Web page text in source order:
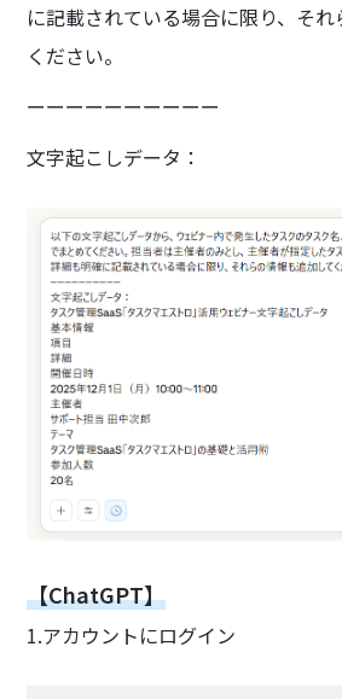
に記載されている場合に限り、そ
ください。
ーーーーーーーーーー
文字起こしデータ：
【ChatGPT】
1.アカウントにログイン